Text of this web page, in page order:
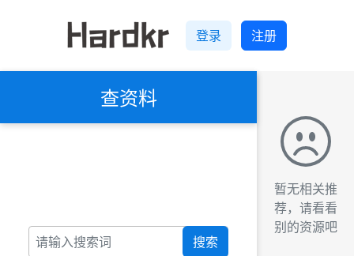
登录 注册
查资料
搜索
暂无相关推
荐，请看看
别的资源吧